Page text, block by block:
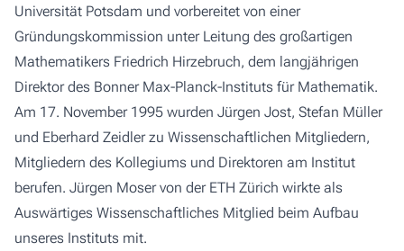
Universität Potsdam und vorbereitet von einer
Gründungskommission unter Leitung des großartigen
Mathematikers Friedrich Hirzebruch, dem langjährigen
Direktor des Bonner Max-Planck-Instituts für Mathematik.
Am 17. November 1995 wurden Jürgen Jost, Stefan Müller
und Eberhard Zeidler zu Wissenschaftlichen Mitgliedern,
Mitgliedern des Kollegiums und Direktoren am Institut
berufen. Jürgen Moser von der ETH Zürich wirkte als
Auswärtiges Wissenschaftliches Mitglied beim Aufbau
unseres Instituts mit.